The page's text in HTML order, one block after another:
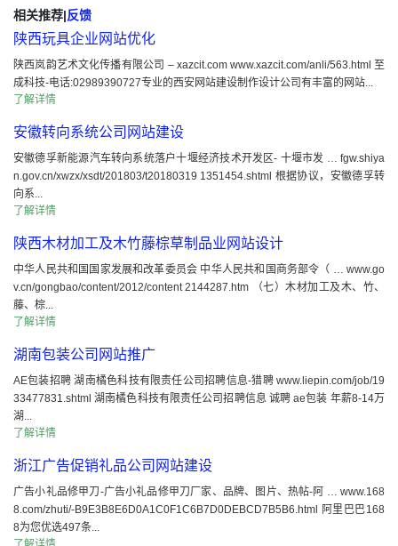
相关推荐|反馈
陕西玩具企业网站优化
陕西岚韵艺术文化传播有限公司 – xazcit.com www.xazcit.com/anli/563.html 至
成科技-电话:02989390727专业的西安网站建设制作设计公司有丰富的网站...
了解详情
安徽转向系统公司网站建设
安徽德孚新能源汽车转向系统落户十堰经济技术开发区- 十堰市发 … fgw.shiya
n.gov.cn/xwzx/xsdt/201803/t20180319 1351454.shtml 根据协议，安徽德孚转
向系...
了解详情
陕西木材加工及木竹藤棕草制品业网站设计
中华人民共和国国家发展和改革委员会 中华人民共和国商务部令（ … www.go
v.cn/gongbao/content/2012/content 2144287.htm （七）木材加工及木、竹、
藤、棕...
了解详情
湖南包装公司网站推广
AE包装招聘 湖南橘色科技有限责任公司招聘信息-猎聘 www.liepin.com/job/19
33477831.shtml 湖南橘色科技有限责任公司招聘信息 诚聘 ae包装 年薪8-14万
湖...
了解详情
浙江广告促销礼品公司网站建设
广告小礼品修甲刀-广告小礼品修甲刀厂家、品牌、图片、热帖-阿 … www.168
8.com/zhuti/-B9E3B8E6D0A1C0F1C6B7D0DEBCD7B5B6.html 阿里巴巴168
8为您优选497条...